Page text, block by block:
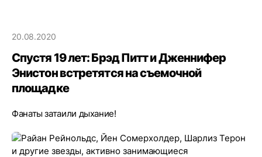
20.08.2020
Спустя 19 лет: Брэд Питт и Дженнифер
Энистон встретятся на съемочной
площадке
Фанаты затаили дыхание!